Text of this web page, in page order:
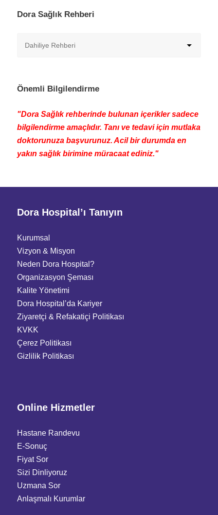
Dora Sağlık Rehberi
Önemli Bilgilendirme
"Dora Sağlık rehberinde bulunan içerikler sadece
bilgilendirme amaçlıdır. Tanı ve tedavi için mutlaka
doktorunuza başvurunuz. Acil bir durumda en
yakın sağlık birimine müracaat ediniz."
Dora Hospital’ı Tanıyın
Kurumsal
Vizyon & Misyon
Neden Dora Hospital?
Organizasyon Şeması
Kalite Yönetimi
Dora Hospital’da Kariyer
Ziyaretçi & Refakatiçi Politikası
KVKK
Çerez Politikası
Gizlilik Politikası
Online Hizmetler
Hastane Randevu
E-Sonuç
Fiyat Sor
Sizi Dinliyoruz
Uzmana Sor
Anlaşmalı Kurumlar